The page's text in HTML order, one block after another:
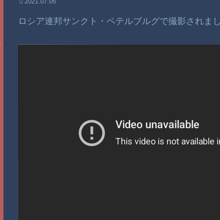
ロシア連邦サンクト・ペテルブルグで撮影されま